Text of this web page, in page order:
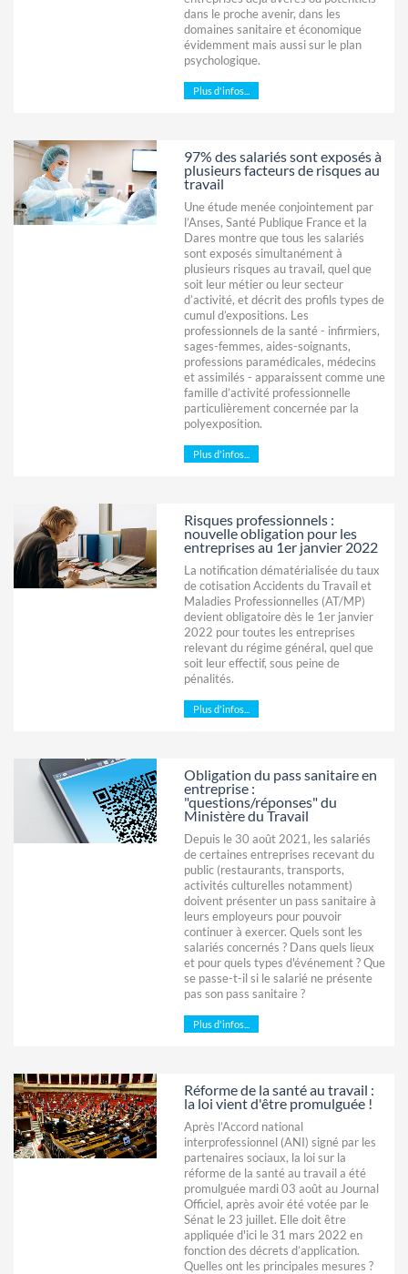
dans le proche avenir, dans les
domaines sanitaire et économique
évidemment mais aussi sur le plan
psychologique.
Plus d'infos...
97% des salariés sont exposés à
plusieurs facteurs de risques au
travail
Une étude menée conjointement par
l’Anses, Santé Publique France et la
Dares montre que tous les salariés
sont exposés simultanément à
plusieurs risques au travail, quel que
soit leur métier ou leur secteur
d’activité, et décrit des profils types de
cumul d’expositions. Les
professionnels de la santé - infirmiers,
sages-femmes, aides-soignants,
professions paramédicales, médecins
et assimilés - apparaissent comme une
famille d’activité professionnelle
particulièrement concernée par la
polyexposition.
Plus d'infos...
Risques professionnels :
nouvelle obligation pour les
entreprises au 1er janvier 2022
La notification dématérialisée du taux
de cotisation Accidents du Travail et
Maladies Professionnelles (AT/MP)
devient obligatoire dès le 1er janvier
2022 pour toutes les entreprises
relevant du régime général, quel que
soit leur effectif, sous peine de
pénalités.
Plus d'infos...
Obligation du pass sanitaire en
entreprise :
"questions/réponses" du
Ministère du Travail
Depuis le 30 août 2021, les salariés
de certaines entreprises recevant du
public (restaurants, transports,
activités culturelles notamment)
doivent présenter un pass sanitaire à
leurs employeurs pour pouvoir
continuer à exercer. Quels sont les
salariés concernés ? Dans quels lieux
et pour quels types d'événement ? Que
se passe-t-il si le salarié ne présente
pas son pass sanitaire ?
Plus d'infos...
Réforme de la santé au travail :
la loi vient d'être promulguée !
Après l’Accord national
interprofessionnel (ANI) signé par les
partenaires sociaux, la loi sur la
réforme de la santé au travail a été
promulguée mardi 03 août au Journal
Officiel, après avoir été votée par le
Sénat le 23 juillet. Elle doit être
appliquée d'ici le 31 mars 2022 en
fonction des décrets d’application.
Quelles ont les principales mesures ?